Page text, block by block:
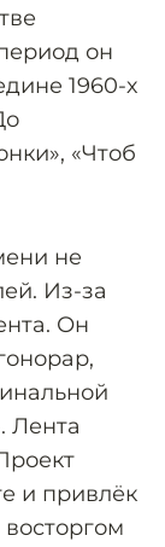
он
1960-х
«Чтоб
не
Из-за
Он
Лента
и привлёк